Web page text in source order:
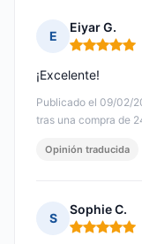
E
Eiyar G.
Nota: 5 de 5
Publicado el 09/02/
tras una compra de
¡Excelente!
Opinión traducida
S
Sophie C.
Nota: 5 de 5